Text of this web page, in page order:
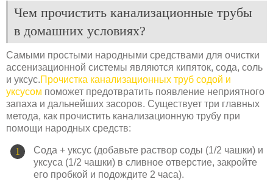
Чем прочистить канализационные трубы
в домашних условиях?
Самыми простыми народными средствами для очистки
ассенизационной системы являются кипяток, сода, соль
и уксус.Прочистка канализационных труб содой и
уксусом поможет предотвратить появление неприятного
запаха и дальнейших засоров. Существует три главных
метода, как прочистить канализационную трубу при
помощи народных средств:
Сода + уксус (добавьте раствор соды (1/2 чашки) и
уксуса (1/2 чашки) в сливное отверстие, закройте
его пробкой и подождите 2 часа).